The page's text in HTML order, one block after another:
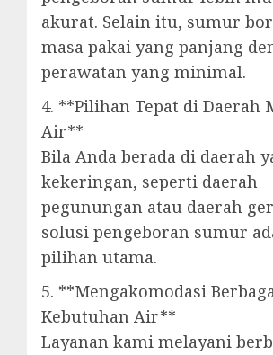
akurat. Selain itu, sumur
masa pakai yang panjang
perawatan yang minimal.
4. **Pilihan Tepat di Daerah
Air**
Bila Anda berada di daerah
kekeringan, seperti daerah
pegunungan atau daerah
solusi pengeboran sumur
pilihan utama.
5. **Mengakomodasi
Kebutuhan Air**
Layanan kami melayani